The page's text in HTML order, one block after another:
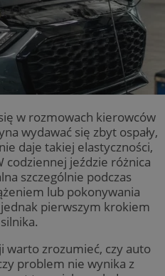
w rozmowach kierowców
wydawać się zbyt ospały,
daje takiej elastyczności,
codziennej jeździe różnica
szczególnie podczas
lub pokonywania
jednak pierwszym krokiem
warto zrozumieć, czy auto
problem nie wynika z